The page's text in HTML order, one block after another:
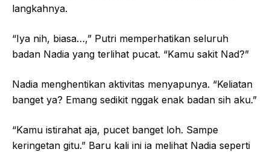
langkahnya.
“Iya nih, biasa…,” Putri memperhatikan seluruh
badan Nadia yang terlihat pucat. “Kamu sakit Nad?”
Nadia menghentikan aktivitas menyapunya. “Keliatan
banget ya? Emang sedikit nggak enak badan sih aku.”
“Kamu istirahat aja, pucet banget loh. Sampe
keringetan gitu.” Baru kali ini ia melihat Nadia seperti